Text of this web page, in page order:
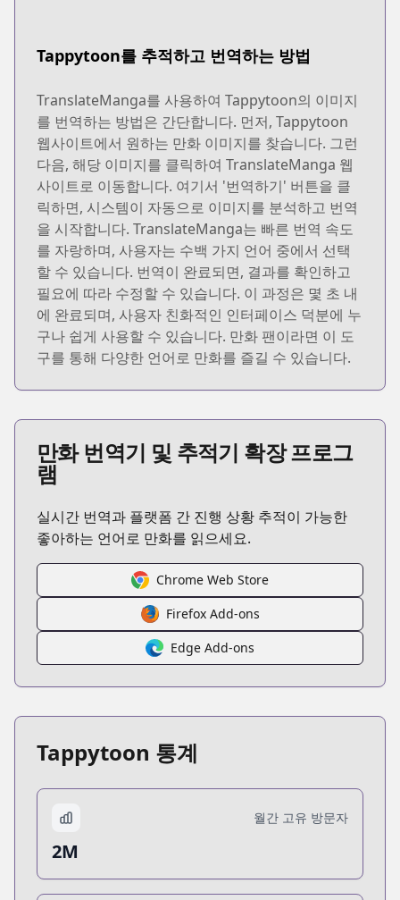
Tappytoon를 추적하고 번역하는 방법
TranslateManga를 사용하여 Tappytoon의 이미지
를 번역하는 방법은 간단합니다. 먼저, Tappytoon
웹사이트에서 원하는 만화 이미지를 찾습니다. 그런
다음, 해당 이미지를 클릭하여 TranslateManga 웹
사이트로 이동합니다. 여기서 '번역하기' 버튼을 클
릭하면, 시스템이 자동으로 이미지를 분석하고 번역
을 시작합니다. TranslateManga는 빠른 번역 속도
를 자랑하며, 사용자는 수백 가지 언어 중에서 선택
할 수 있습니다. 번역이 완료되면, 결과를 확인하고
필요에 따라 수정할 수 있습니다. 이 과정은 몇 초 내
에 완료되며, 사용자 친화적인 인터페이스 덕분에 누
구나 쉽게 사용할 수 있습니다. 만화 팬이라면 이 도
구를 통해 다양한 언어로 만화를 즐길 수 있습니다.
만화 번역기 및 추적기 확장 프로그
램
실시간 번역과 플랫폼 간 진행 상황 추적이 가능한
좋아하는 언어로 만화를 읽으세요.
Chrome Web Store
Firefox Add-ons
Edge Add-ons
Tappytoon 통계
월간 고유 방문자
2M